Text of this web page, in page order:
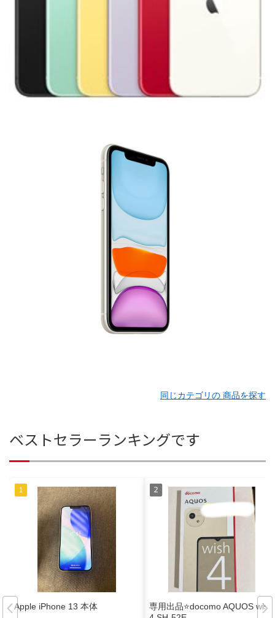
同じカテゴリの 商品を探す
ベストセラーランキングです
Apple iPhone 13 本体
専用出品⭐️docomo AQUOS wish